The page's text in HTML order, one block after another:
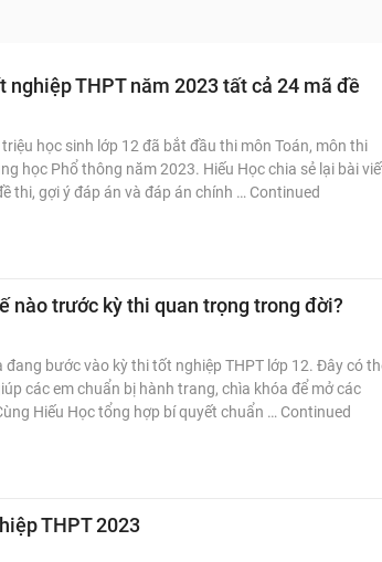
nghiệp THPT năm 2023 tất cả 24 mã đề
học sinh lớp 12 đã bắt đầu thi môn Toán, môn thi
học Phổ thông năm 2023. Hiếu Học chia sẻ lại bài
thi, gợi ý đáp án và đáp án chính … Continued
nào trước kỳ thi quan trọng trong đời?
bước vào kỳ thi tốt nghiệp THPT lớp 12. Đây có
các em chuẩn bị hành trang, chìa khóa để mở các
Hiếu Học tổng hợp bí quyết chuẩn … Continued
THPT 2023